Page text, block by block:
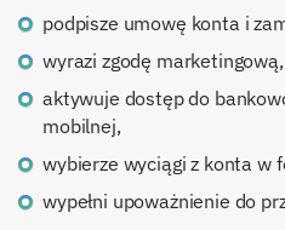
podpisze umowę konta i
wyrazi zgodę marketingową,
aktywuje dostęp do
mobilnej,
wybierze wyciągi z konta w
wypełni upoważnienie do